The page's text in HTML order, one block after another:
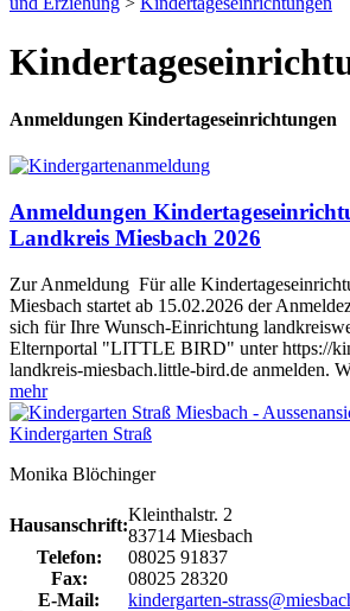
Anmeldungen Kindertageseinrichtungen
Anmeldungen
Landkreis Miesbach 2026
Zur Anmeldung Für alle
Miesbach startet ab 15.02.2026 der
sich für Ihre Wunsch-Einrichtung
Elternportal "LITTLE BIRD" unter https://
landkreis-miesbach.little-bird.de anmelden.
mehr
Kindergarten Straß
Monika Blöchinger
Hausanschrift:
Kleinthalstr. 2
83714 Miesbach
Telefon:
08025 91837
Fax:
08025 28320
E-Mail:
kindergarten-